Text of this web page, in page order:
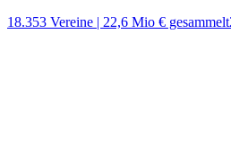
18.353 Vereine | 22,6 Mio € gesammelt